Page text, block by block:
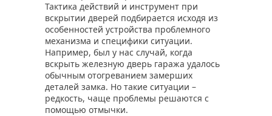
Тактика действий и инструмент при
вскрытии дверей подбирается исходя из
особенностей устройства проблемного
механизма и специфики ситуации.
Например, был у нас случай, когда
вскрыть железную дверь гаража удалось
обычным отогреванием замерших
деталей замка. Но такие ситуации –
редкость, чаще проблемы решаются с
помощью отмычки.